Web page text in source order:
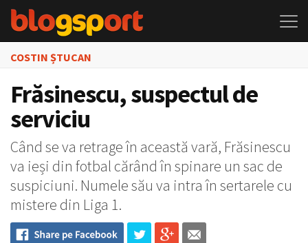
COSTIN ȘTUCAN
Frăsinescu, suspectul de
serviciu
Când se va retrage în această vară, Frăsinescu
va ieși din fotbal cărând în spinare un sac de
suspiciuni. Numele său va intra în sertarele cu
mistere din Liga 1.